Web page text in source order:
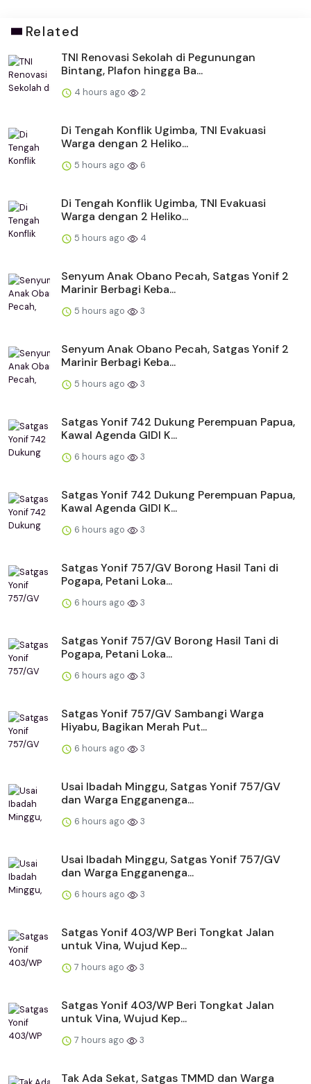
Related
TNI Renovasi Sekolah di Pegunungan
Bintang, Plafon hingga Ba...
4 hours ago 2
Di Tengah Konflik Ugimba, TNI Evakuasi
Warga dengan 2 Heliko...
5 hours ago 6
Di Tengah Konflik Ugimba, TNI Evakuasi
Warga dengan 2 Heliko...
5 hours ago 4
Senyum Anak Obano Pecah, Satgas Yonif 2
Marinir Berbagi Keba...
5 hours ago 3
Senyum Anak Obano Pecah, Satgas Yonif 2
Marinir Berbagi Keba...
5 hours ago 3
Satgas Yonif 742 Dukung Perempuan Papua,
Kawal Agenda GIDI K...
6 hours ago 3
Satgas Yonif 742 Dukung Perempuan Papua,
Kawal Agenda GIDI K...
6 hours ago 3
Satgas Yonif 757/GV Borong Hasil Tani di
Pogapa, Petani Loka...
6 hours ago 3
Satgas Yonif 757/GV Borong Hasil Tani di
Pogapa, Petani Loka...
6 hours ago 3
Satgas Yonif 757/GV Sambangi Warga
Hiyabu, Bagikan Merah Put...
6 hours ago 3
Usai Ibadah Minggu, Satgas Yonif 757/GV
dan Warga Engganenga...
6 hours ago 3
Usai Ibadah Minggu, Satgas Yonif 757/GV
dan Warga Engganenga...
6 hours ago 3
Satgas Yonif 403/WP Beri Tongkat Jalan
untuk Vina, Wujud Kep...
7 hours ago 3
Satgas Yonif 403/WP Beri Tongkat Jalan
untuk Vina, Wujud Kep...
7 hours ago 3
Tak Ada Sekat, Satgas TMMD dan Warga